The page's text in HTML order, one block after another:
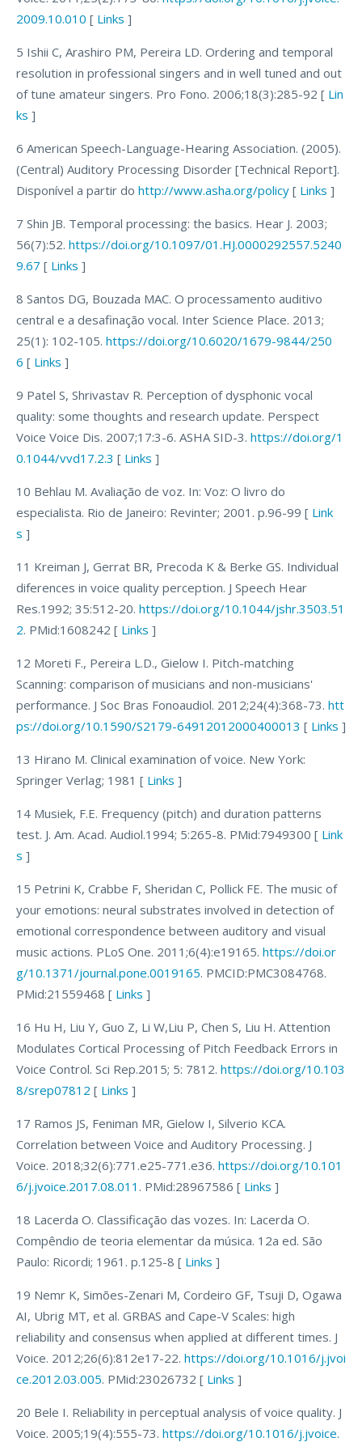
2009.10.010 [ Links ]
5 Ishii C, Arashiro PM, Pereira LD. Ordering and temporal
resolution in professional singers and in well tuned and out
of tune amateur singers. Pro Fono. 2006;18(3):285-92 [ Lin
ks ]
6 American Speech-Language-Hearing Association. (2005).
(Central) Auditory Processing Disorder [Technical Report].
Disponível a partir do http://www.asha.org/policy [ Links ]
7 Shin JB. Temporal processing: the basics. Hear J. 2003;
56(7):52. https://doi.org/10.1097/01.HJ.0000292557.5240
9.67 [ Links ]
8 Santos DG, Bouzada MAC. O processamento auditivo
central e a desafinação vocal. Inter Science Place. 2013;
25(1): 102-105. https://doi.org/10.6020/1679-9844/250
6 [ Links ]
9 Patel S, Shrivastav R. Perception of dysphonic vocal
quality: some thoughts and research update. Perspect
Voice Voice Dis. 2007;17:3-6. ASHA SID-3. https://doi.org/1
0.1044/vvd17.2.3 [ Links ]
10 Behlau M. Avaliação de voz. In: Voz: O livro do
especialista. Rio de Janeiro: Revinter; 2001. p.96-99 [ Link
s ]
11 Kreiman J, Gerrat BR, Precoda K & Berke GS. Individual
diferences in voice quality perception. J Speech Hear
Res.1992; 35:512-20. https://doi.org/10.1044/jshr.3503.51
2. PMid:1608242 [ Links ]
12 Moreti F., Pereira L.D., Gielow I. Pitch-matching
Scanning: comparison of musicians and non-musicians'
performance. J Soc Bras Fonoaudiol. 2012;24(4):368-73. htt
ps://doi.org/10.1590/S2179-64912012000400013 [ Links ]
13 Hirano M. Clinical examination of voice. New York:
Springer Verlag; 1981 [ Links ]
14 Musiek, F.E. Frequency (pitch) and duration patterns
test. J. Am. Acad. Audiol.1994; 5:265-8. PMid:7949300 [ Link
s ]
15 Petrini K, Crabbe F, Sheridan C, Pollick FE. The music of
your emotions: neural substrates involved in detection of
emotional correspondence between auditory and visual
music actions. PLoS One. 2011;6(4):e19165. https://doi.or
g/10.1371/journal.pone.0019165. PMCID:PMC3084768.
PMid:21559468 [ Links ]
16 Hu H, Liu Y, Guo Z, Li W,Liu P, Chen S, Liu H. Attention
Modulates Cortical Processing of Pitch Feedback Errors in
Voice Control. Sci Rep.2015; 5: 7812. https://doi.org/10.103
8/srep07812 [ Links ]
17 Ramos JS, Feniman MR, Gielow I, Silverio KCA.
Correlation between Voice and Auditory Processing. J
Voice. 2018;32(6):771.e25-771.e36. https://doi.org/10.101
6/j.jvoice.2017.08.011 . PMid:28967586 [ Links ]
18 Lacerda O. Classificação das vozes. In: Lacerda O.
Compêndio de teoria elementar da música. 12a ed. São
Paulo: Ricordi; 1961. p.125-8 [ Links ]
19 Nemr K, Simões-Zenari M, Cordeiro GF, Tsuji D, Ogawa
AI, Ubrig MT, et al. GRBAS and Cape-V Scales: high
reliability and consensus when applied at different times. J
Voice. 2012;26(6):812e17-22. https://doi.org/10.1016/j.jvoi
ce.2012.03.005. PMid:23026732 [ Links ]
20 Bele I. Reliability in perceptual analysis of voice quality. J
Voice. 2005;19(4):555-73. https://doi.org/10.1016/j.jvoice.